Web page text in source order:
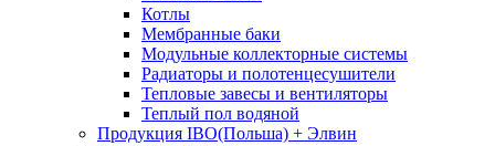
Котлы
Мембранные баки
Модульные коллекторные системы
Радиаторы и полотенцесушители
Тепловые завесы и вентиляторы
Теплый пол водяной
Продукция IBO(Польша) + Элвин